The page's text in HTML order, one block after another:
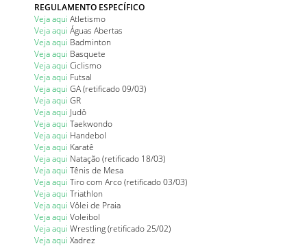
REGULAMENTO ESPECÍFICO
Veja aqui Atletismo
Veja aqui Águas Abertas
Veja aqui Badminton
Veja aqui Basquete
Veja aqui Ciclismo
Veja aqui Futsal
Veja aqui GA (retificado 09/03)
Veja aqui GR
Veja aqui Judô
Veja aqui Taekwondo
Veja aqui Handebol
Veja aqui Karatê
Veja aqui Natação (retificado 18/03)
Veja aqui Tênis de Mesa
Veja aqui Tiro com Arco (retificado 03/03)
Veja aqui Triathlon
Veja aqui Vôlei de Praia
Veja aqui Voleibol
Veja aqui Wrestling (retificado 25/02)
Veja aqui Xadrez